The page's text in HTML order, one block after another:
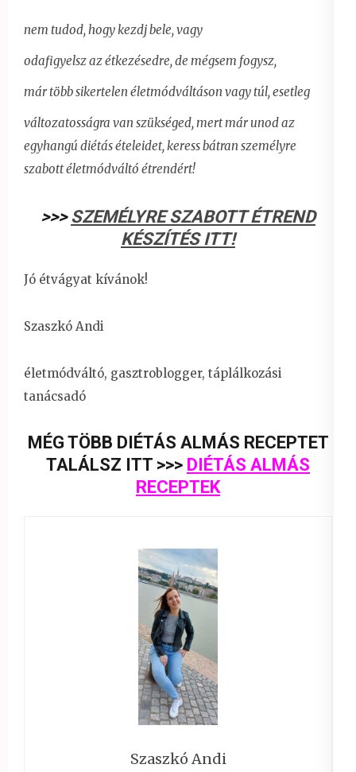
nem tudod, hogy kezdj bele, vagy
odafigyelsz az étkezésedre, de mégsem fogysz,
már több sikertelen életmódváltáson vagy túl, esetleg
változatosságra van szükséged, mert már unod az
egyhangú diétás ételeidet, keress bátran személyre
szabott életmódváltó étrendért!
>>>SZEMÉLYRE SZABOTT ÉTREND
KÉSZÍTÉS ITT!
Jó étvágyat kívánok!
Szaszkó Andi
életmódváltó, gasztroblogger, táplálkozási
tanácsadó
MÉG TÖBB DIÉTÁS ALMÁS RECEPTET
TALÁLSZ ITT >>> DIÉTÁS ALMÁS
RECEPTEK
Szaszkó Andi